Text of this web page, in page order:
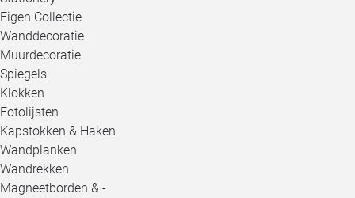
Eigen Collectie
Wanddecoratie
Muurdecoratie
Spiegels
Klokken
Fotolijsten
Kapstokken & Haken
Wandplanken
Wandrekken
Magneetborden & -